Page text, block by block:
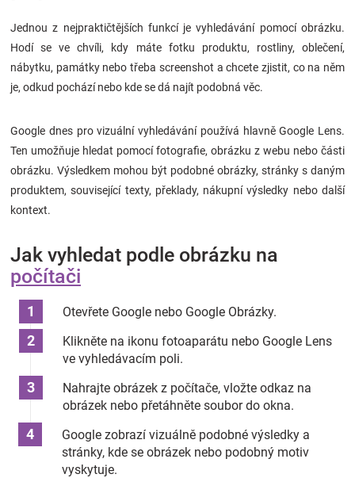
Jednou z nejpraktičtějších funkcí je vyhledávání pomocí obrázku.
Hodí se ve chvíli, kdy máte fotku produktu, rostliny, oblečení,
nábytku, památky nebo třeba screenshot a chcete zjistit, co na něm
je, odkud pochází nebo kde se dá najít podobná věc.
Google dnes pro vizuální vyhledávání používá hlavně Google Lens.
Ten umožňuje hledat pomocí fotografie, obrázku z webu nebo části
obrázku. Výsledkem mohou být podobné obrázky, stránky s daným
produktem, související texty, překlady, nákupní výsledky nebo další
kontext.
Jak vyhledat podle obrázku na
počítači
Otevřete Google nebo Google Obrázky.
Klikněte na ikonu fotoaparátu nebo Google Lens
ve vyhledávacím poli.
Nahrajte obrázek z počítače, vložte odkaz na
obrázek nebo přetáhněte soubor do okna.
Google zobrazí vizuálně podobné výsledky a
stránky, kde se obrázek nebo podobný motiv
vyskytuje.